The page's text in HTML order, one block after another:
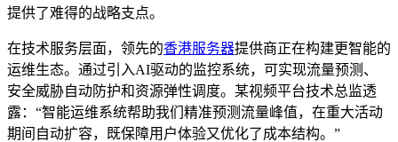
提供了难得的战略支点。
在技术服务层面，领先的香港服务器提供商正在构建更智能的
运维生态。通过引入AI驱动的监控系统，可实现流量预测、
安全威胁自动防护和资源弹性调度。某视频平台技术总监透
露：“智能运维系统帮助我们精准预测流量峰值，在重大活动
期间自动扩容，既保障用户体验又优化了成本结构。”